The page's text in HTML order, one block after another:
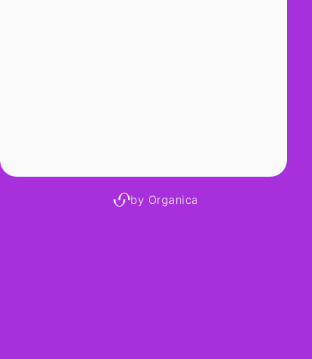
by Organica